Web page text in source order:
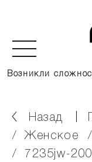
Возникли
Назад
женское
7235jw-